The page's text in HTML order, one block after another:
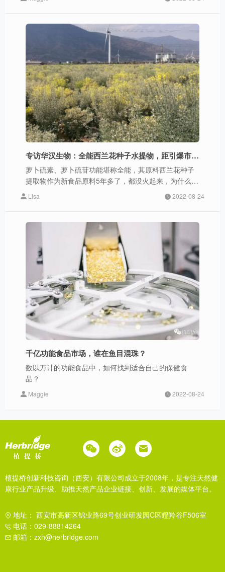
专访华汉生物：全能西兰花种子水提物，距引爆市场还差几步？
萝卜硫素、萝卜硫苷功能堪称全能，其原料西兰花种子
提取物作为新食品原料5年多了，都没火起来，为什么
Lisa 2022-08-24
千亿功能食品市场，谁在鱼目混珠？
数以万计的功能食品中，如何找到适合自己的保健食
品？
Maggie 2022-08-24
植提桥创新科技咨询（西安）有限公司成立于2008年，是专注天然健
康行业产品升级、助推天然产品企业链接、创新、发展的媒体平台。
地址： 西安市高新区锦业路69号创业研发园C区瞪羚谷F506室
电话：029-88814264
邮箱：zxh@herbridge.com